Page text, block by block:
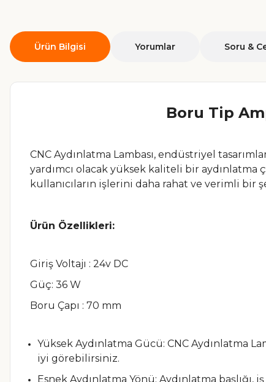
Ürün Bilgisi Yorumlar Soru &
Boru Tip
CNC Aydınlatma Lambası, endüstriyel
yardımcı olacak yüksek kaliteli bir aydınlatma
kullanıcıların işlerini daha rahat ve verimli bir
Ürün Özellikleri:
Giriş Voltajı : 24v DC
Güç: 36 W
Boru Çapı : 70 mm
Yüksek Aydınlatma Gücü: CNC Aydınlatma
iyi görebilirsiniz.
Esnek Aydınlatma Yönü: Aydınlatma